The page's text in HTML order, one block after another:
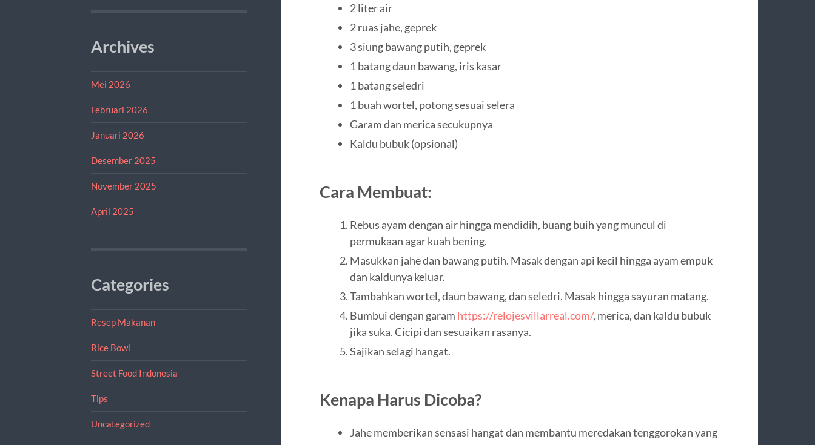
Archives
Mei 2026
Februari 2026
Januari 2026
Desember 2025
November 2025
April 2025
Categories
Resep Makanan
Rice Bowl
Street Food Indonesia
Tips
Uncategorized
2 liter air
2 ruas jahe, geprek
3 siung bawang putih, geprek
1 batang daun bawang, iris kasar
1 batang seledri
1 buah wortel, potong sesuai selera
Garam dan merica secukupnya
Kaldu bubuk (opsional)
Cara Membuat:
Rebus ayam dengan air hingga mendidih, buang buih yang muncul di
permukaan agar kuah bening.
Masukkan jahe dan bawang putih. Masak dengan api kecil hingga ayam empuk
dan kaldunya keluar.
Tambahkan wortel, daun bawang, dan seledri. Masak hingga sayuran matang.
Bumbui dengan garam https://relojesvillarreal.com/, merica, dan kaldu bubuk
jika suka. Cicipi dan sesuaikan rasanya.
Sajikan selagi hangat.
Kenapa Harus Dicoba?
Jahe memberikan sensasi hangat dan membantu meredakan tenggorokan yang